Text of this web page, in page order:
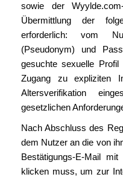
sowie der
Übermittlung der
erforderlich: vom
(Pseudonym) und
gesuchte sexuelle
Zugang zu expliziten
Altersverifikation
gesetzlichen
Nach Abschluss des
dem Nutzer an die von
Bestätigungs-E-Mail
klicken muss, um zur